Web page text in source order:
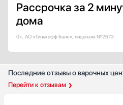
Есть
Страна производства
Белоруссия
Германия
Евросоюз
Испания
Италия
Рассрочка за 2
дома
0+, АО «Тинькофф Банк», лицензия №2673
Последние отзывы о варочных
Перейти к отзывам